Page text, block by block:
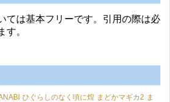
ては基本フリーです。引用の際は必
す。
ひぐらしのなく頃に煌 まどかマギカ2 ま